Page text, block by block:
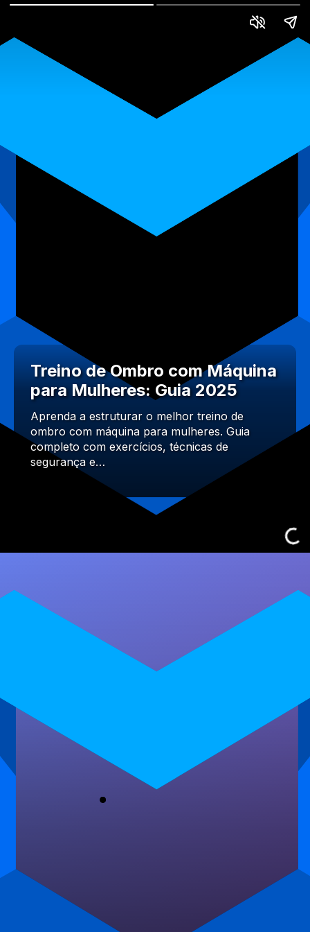
Treino de Ombro com Máquina
para Mulheres: Guia 2025
Aprenda a estruturar o melhor treino de
ombro com máquina para mulheres. Guia
completo com exercícios, técnicas de
segurança e…